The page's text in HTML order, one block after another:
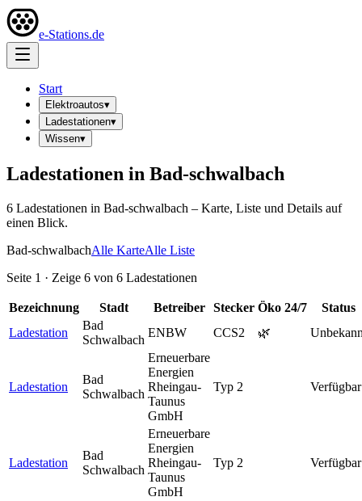
e-Stations.de
Start
Elektroautos▾
Ladestationen▾
Wissen▾
Ladestationen in Bad-schwalbach
6 Ladestationen in Bad-schwalbach – Karte, Liste und Details auf
einen Blick.
Bad-schwalbachAlle KarteAlle Liste
Seite 1 · Zeige 6 von 6 Ladestationen
Bezeichnung Stadt Betreiber Stecker Öko 24/7
Status
Ladestation
Bad
Schwalbach
ENBW CCS2 🌿
Ladestation
Bad
Schwalbach
Erneuerbare
Energien
Rheingau-
Taunus
GmbH
Typ 2 Verfügbar
Ladestation
Bad
Schwalbach
Erneuerbare
Energien
Rheingau-
Taunus
GmbH
Typ 2 Verfügbar